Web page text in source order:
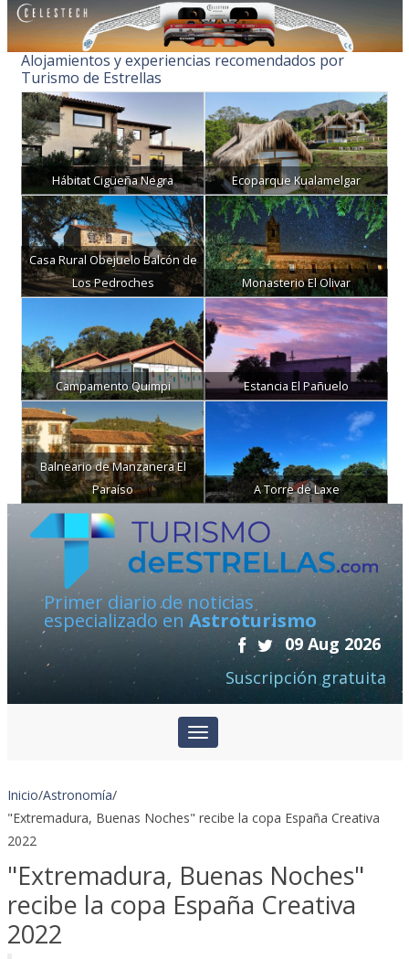
Alojamientos y experiencias recomendados por
Turismo de Estrellas
Hábitat Cigüeña Negra Ecoparque Kualamelgar
Casa Rural Obejuelo Balcón de
Los Pedroches
Monasterio El Olivar
Campamento Quimpi Estancia El Pañuelo
Balneario de Manzanera El
Paraíso
A Torre de Laxe
Primer diario de noticias
especializado en Astroturismo
09 Aug 2026
Suscripción gratuita
Inicio/Astronomía/
"Extremadura, Buenas Noches" recibe la copa España Creativa
2022
"Extremadura, Buenas Noches"
recibe la copa España Creativa
2022